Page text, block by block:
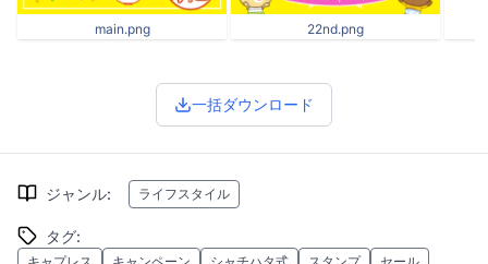
main.png 22nd.png
一括ダウンロード
ジャンル: ライフスタイル
タグ: